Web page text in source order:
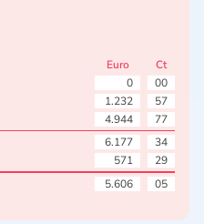
Euro
Ct
0
00
1.232
57
4.944
77
6.177
34
571
29
5.606 05